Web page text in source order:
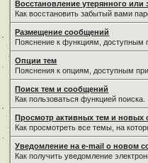
Восстановление утерянного или
Как восстановить забытый вами
Размещение сообщений
Пояснение к функциям,
Опции тем
Пояснения к опциям, доступным
Поиск тем и сообщений
Как пользоваться функцией поиска.
Просмотр активных тем и новых
Как просмотреть все темы, на
Уведомление на е-mail о новом
Как получить уведомление